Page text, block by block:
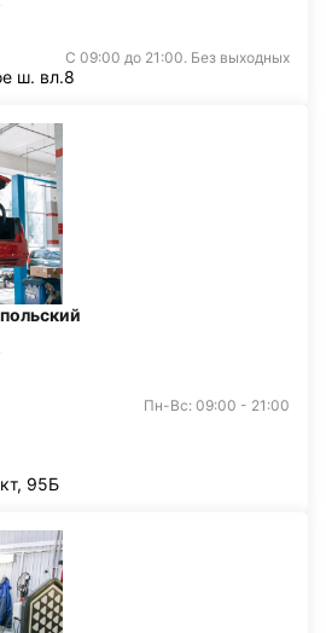
С 09:00 до 21:00. Без выходных
ш. вл.8
Пн-Вс: 09:00 - 21:00
95Б